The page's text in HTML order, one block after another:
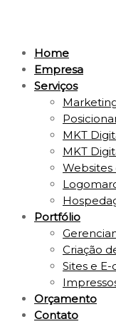
Home
Empresa
Serviços
MKT
MKT
Websites
Portfólio
Criação
Sites e
Orçamento
Contato